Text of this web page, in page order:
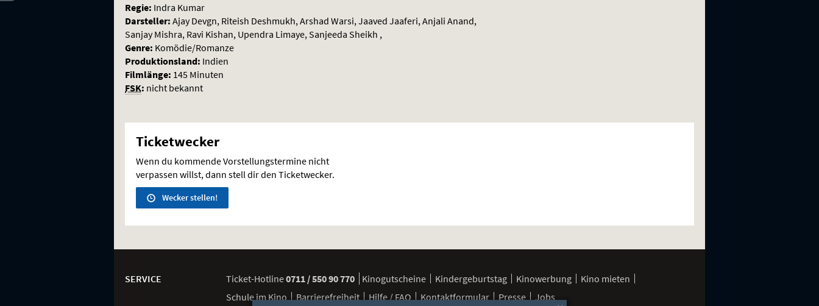
Regie: Indra Kumar
Darsteller: Ajay Devgn, Riteish Deshmukh, Arshad Warsi, Jaaved Jaaferi, Anjali Anand,
Sanjay Mishra, Ravi Kishan, Upendra Limaye, Sanjeeda Sheikh ,
Genre: Komödie/Romanze
Produktionsland: Indien
Filmlänge: 145 Minuten
FSK: nicht bekannt
Ticketwecker
Wenn du kommende Vorstellungstermine nicht
verpassen willst, dann stell dir den Ticketwecker.
Wecker stellen!
SERVICE Ticket-Hotline0711 / 550 90 770 Kinogutscheine Kindergeburtstag Kinowerbung
Kino mieten
Schule im Kino
Barrierefreiheit Hilfe / FAQ Kontaktformular Presse Jobs